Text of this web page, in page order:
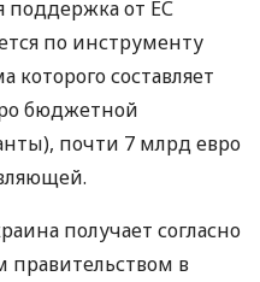
поддержка от ЕС
по инструменту
составляет
бюджетной
почти 7 млрд евро
получает согласно
в